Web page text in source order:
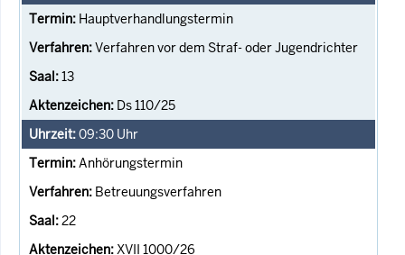
Hauptverhandlungstermin
Verfahren vor dem Straf- oder Jugendrichter
13
Ds 110/25
09:30 Uhr
Anhörungstermin
Betreuungsverfahren
22
XVII 1000/26